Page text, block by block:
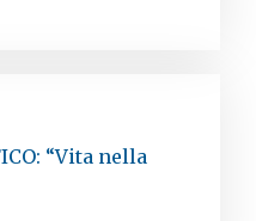
“Vita nella